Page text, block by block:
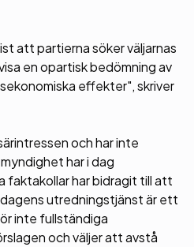
att partierna söker väljarnas
en opartisk bedömning av
effekter", skriver
och har inte
har i dag
faktakollar har bidragit till att
utredningstjänst är ett
inte fullständiga
och väljer att avstå